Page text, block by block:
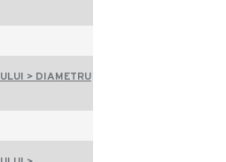
> DIAMETRU